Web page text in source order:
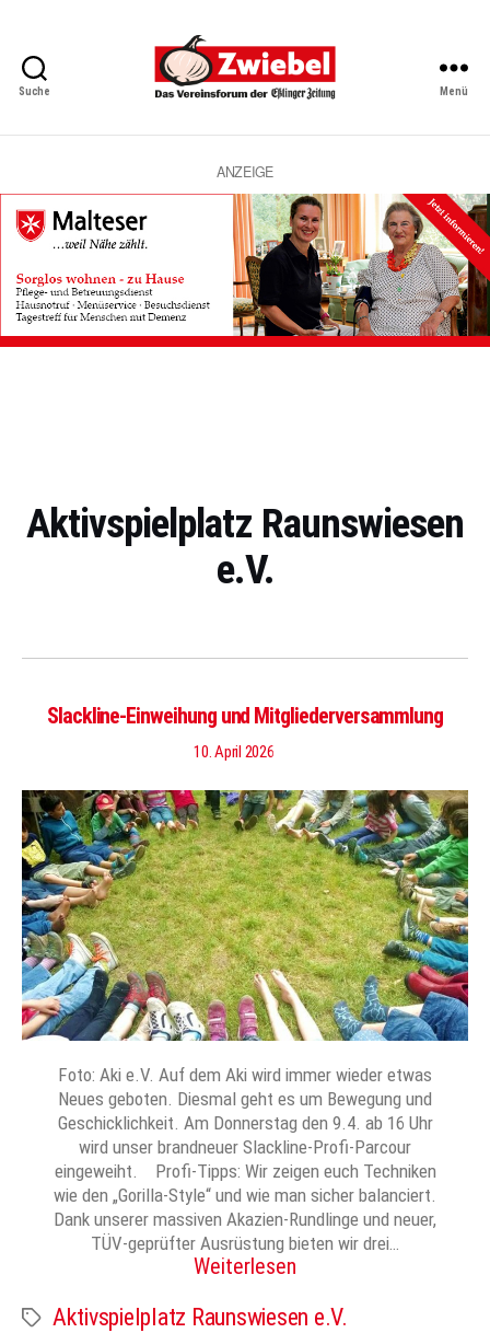
Suche
Vereinsforum
Eßlinger
Zeitung
Menü
ANZEIGE
Aktivspielplatz Raunswiesen
e.V.
Slackline-Einweihung und Mitgliederversammlung
10. April 2026
Foto: Aki e.V. Auf dem Aki wird immer wieder etwas
Neues geboten. Diesmal geht es um Bewegung und
Geschicklichkeit. Am Donnerstag den 9.4. ab 16 Uhr
wird unser brandneuer Slackline-Profi-Parcour
eingeweiht. ​Profi-Tipps: Wir zeigen euch Techniken
wie den „Gorilla-Style“ und wie man sicher balanciert.
Dank unserer massiven Akazien-Rundlinge und neuer,
TÜV-geprüfter Ausrüstung bieten wir drei…
Weiterlesen
Schlagwörter
Aktivspielplatz Raunswiesen e.V.